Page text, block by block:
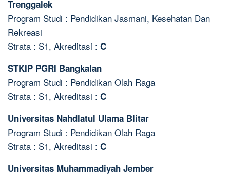
Trenggalek
Program Studi : Pendidikan Jasmani, Kesehatan Dan
Rekreasi
Strata : S1, Akreditasi : C
STKIP PGRI Bangkalan
Program Studi : Pendidikan Olah Raga
Strata : S1, Akreditasi : C
Universitas Nahdlatul Ulama Blitar
Program Studi : Pendidikan Olah Raga
Strata : S1, Akreditasi : C
Universitas Muhammadiyah Jember